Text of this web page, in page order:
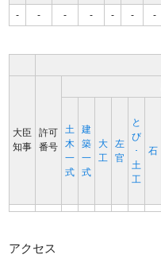
- - - - - - -
大臣
知事
許可
番号
土
木
一
式
建
築
一
式
大
工
左
官
と
び
･
土
工
石
アクセス